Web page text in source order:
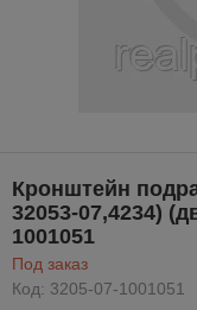
Кронштейн
32053-07,4234)
1001051
Под заказ
Код: 3205-07-1001051